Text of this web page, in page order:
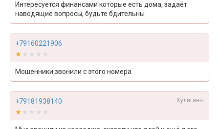
Интересуется финансами которые есть дома, задаёт
наводящие вопросы, будьте бдительны
+79160221906
★★★★★
★★★★★
Мошенники звонили с этого номера
+79181938140 Хулиганы
★★★★★
★★★★★